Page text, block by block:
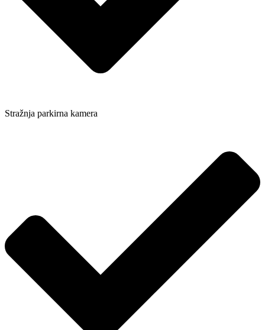
Stražnja parkirna kamera